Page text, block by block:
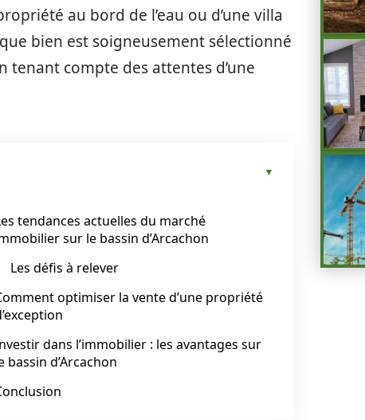
au bord de l’eau ou d’une villa
bien est soigneusement sélectionné
compte des attentes d’une
tendances actuelles du marché
sur le bassin d’Arcachon
Les défis à relever
optimiser la vente d’une propriété
dans l’immobilier : les avantages sur
bassin d’Arcachon